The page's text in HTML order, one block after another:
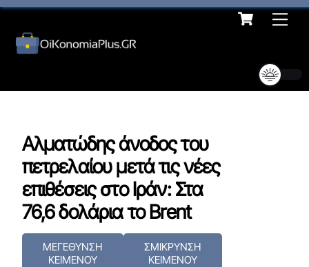
Skip
content
Cart
Αλματώδης άνοδος του
πετρελαίου μετά τις νέες
επιθέσεις στο Ιράν: Στα
76,6 δολάρια το Brent
ΜΕΓΕΘΥΝΣΗ
ΚΕΙΜΕΝΟΥ
ΣΜΙΚΡΥΝΣΗ
ΚΕΙΜΕΝΟΥ